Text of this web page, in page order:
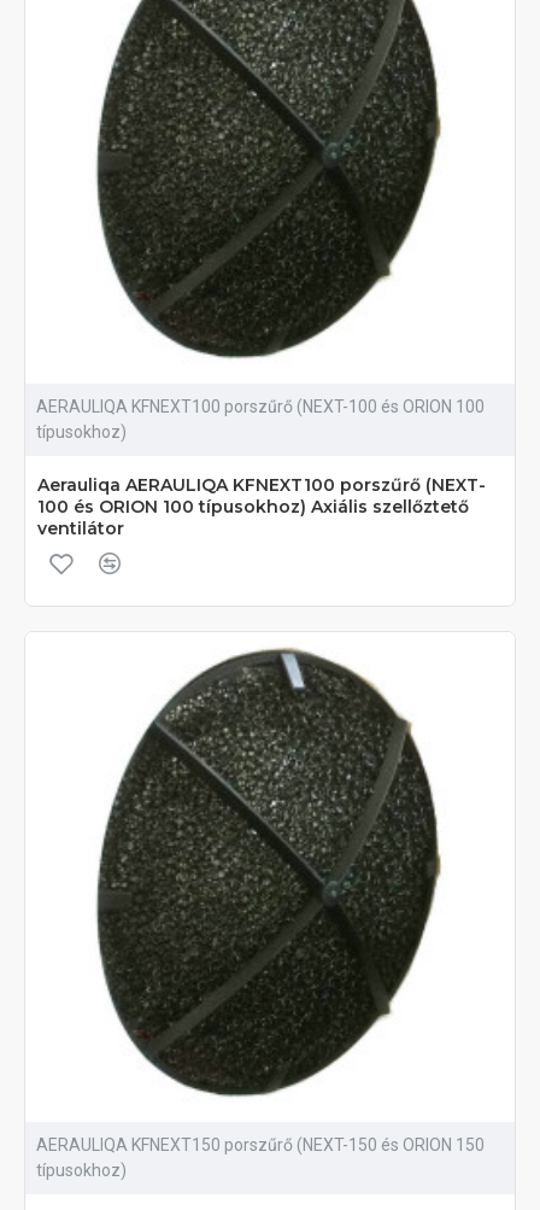
AERAULIQA KFNEXT100 porszűrő (NEXT-100 és ORION 100
típusokhoz)
Aerauliqa AERAULIQA KFNEXT100 porszűrő (NEXT-
100 és ORION 100 típusokhoz) Axiális szellőztető
ventilátor
AERAULIQA KFNEXT150 porszűrő (NEXT-150 és ORION 150
típusokhoz)